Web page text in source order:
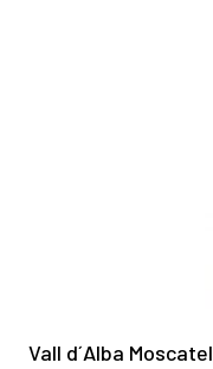
Vall d´Alba Moscatel